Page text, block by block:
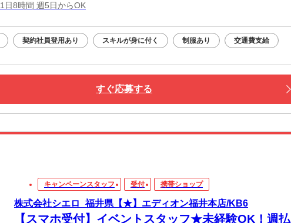
1日8時間 週5日からOK
契約社員登用あり スキルが身に付く 制服あり 交通費支給
すぐ応募する
キャンペーンスタッフ 受付 携帯ショップ
株式会社シエロ_福井県【★】エディオン福井本店/KB6
【スマホ受付】イベントスタッフ★未経験OK！週払